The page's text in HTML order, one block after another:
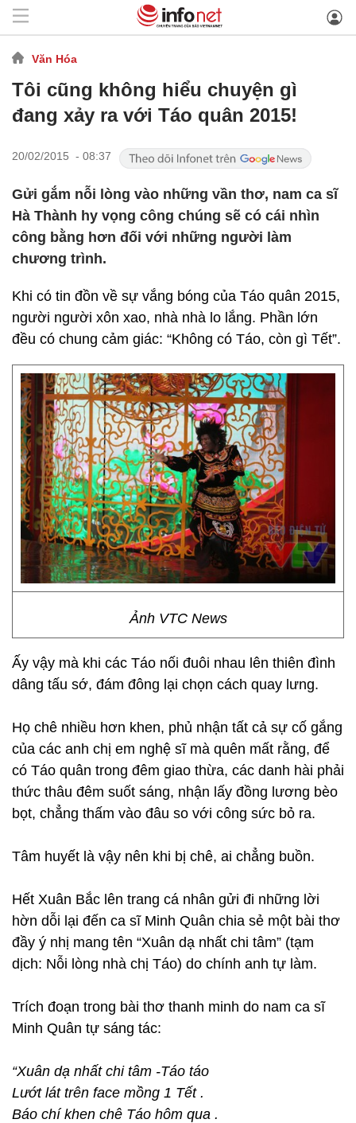
Văn Hóa
Tôi cũng không hiểu chuyện gì
đang xảy ra với Táo quân 2015!
20/02/2015 - 08:37
Gửi gắm nỗi lòng vào những vần thơ, nam ca sĩ
Hà Thành hy vọng công chúng sẽ có cái nhìn
công bằng hơn đối với những người làm
chương trình.
Khi có tin đồn về sự vắng bóng của Táo quân 2015,
người người xôn xao, nhà nhà lo lắng. Phần lớn
đều có chung cảm giác: “Không có Táo, còn gì Tết”.
Ảnh VTC News
Ấy vậy mà khi các Táo nối đuôi nhau lên thiên đình
dâng tấu sớ, đám đông lại chọn cách quay lưng.
Họ chê nhiều hơn khen, phủ nhận tất cả sự cố gắng
của các anh chị em nghệ sĩ mà quên mất rằng, để
có Táo quân trong đêm giao thừa, các danh hài phải
thức thâu đêm suốt sáng, nhận lấy đồng lương bèo
bọt, chẳng thấm vào đâu so với công sức bỏ ra.
Tâm huyết là vậy nên khi bị chê, ai chẳng buồn.
Hết Xuân Bắc lên trang cá nhân gửi đi những lời
hờn dỗi lại đến ca sĩ Minh Quân chia sẻ một bài thơ
đầy ý nhị mang tên “Xuân dạ nhất chi tâm” (tạm
dịch: Nỗi lòng nhà chị Táo) do chính anh tự làm.
Trích đoạn trong bài thơ thanh minh do nam ca sĩ
Minh Quân tự sáng tác:
“Xuân dạ nhất chi tâm -Táo táo
Lướt lát trên face mồng 1 Tết .
Báo chí khen chê Táo hôm qua .